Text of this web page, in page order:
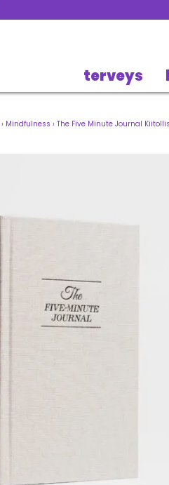
terveys
› Mindfulness › The Five Minute Journal